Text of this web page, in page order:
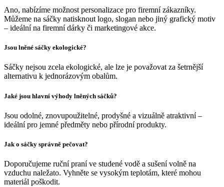
Ano, nabízíme možnost personalizace pro firemní zákazníky.
Můžeme na sáčky natisknout logo, slogan nebo jiný grafický motiv
– ideální na firemní dárky či marketingové akce.
Jsou lněné sáčky ekologické?
Sáčky nejsou zcela ekologické, ale lze je považovat za šetrnější
alternativu k jednorázovým obalům.
Jaké jsou hlavní výhody lněných sáčků?
Jsou odolné, znovupoužitelné, prodyšné a vizuálně atraktivní –
ideální pro jemné předměty nebo přírodní produkty.
Jak o sáčky správně pečovat?
Doporučujeme ruční praní ve studené vodě a sušení volně na
vzduchu naležato. Vyhněte se vysokým teplotám, které mohou
materiál poškodit.